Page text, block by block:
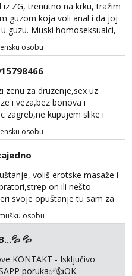
iz ZG, trenutno na krku, tražim
guzom koja voli anal i da joj
guzu. Muski homoseksualci,
odjebite, ne zanimate me. Bilo
opcenito (gotovina) ili
paysafecard, bonovi) ne
Javit se prvo porukom na
osobu
zenu za druzenje,sex uz
i veza,bez bonova i
zagreb,ne kupujem slike i
osobu
voliš erotske masaže i
on ili nešto
svoje opuštanje tu sam za
mob 095/762-8147
osobu
💦
KONTAKT - Isključivo
poruka✅️👍OK.